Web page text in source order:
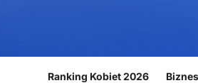
Ranking Kobiet 2026 Biznes